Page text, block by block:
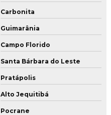
Carbonita
Guimarânia
Campo Florido
Santa Bárbara do Leste
Pratápolis
Alto Jequitibá
Pocrane